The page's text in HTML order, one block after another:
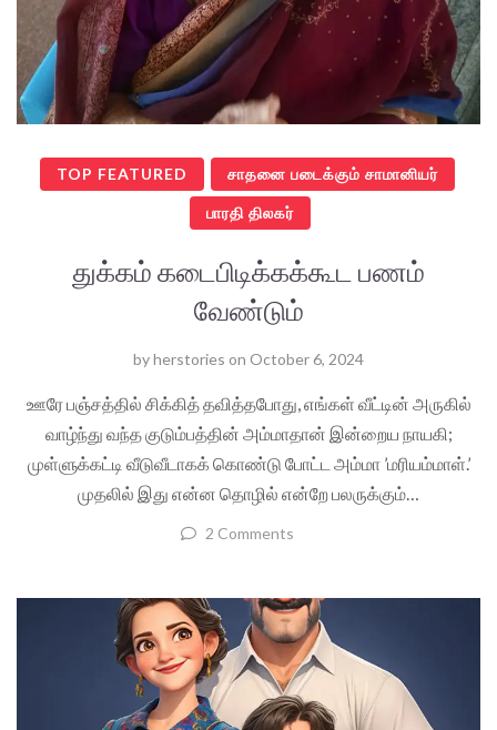
TOP FEATURED சாதனை படைக்கும் சாமானியர்
பாரதி திலகர்
துக்கம் கடைபிடிக்கக்கூட பணம்
வேண்டும்
byherstories on October 6, 2024
ஊரே பஞ்சத்தில் சிக்கித் தவித்தபோது, எங்கள் வீட்டின் அருகில்
வாழ்ந்து வந்த குடும்பத்தின் அம்மாதான் இன்றைய நாயகி;
முள்ளுக்கட்டி வீடுவீடாகக் கொண்டு போட்ட அம்மா ’மரியம்மாள்.’
முதலில் இது என்ன தொழில் என்றே பலருக்கும்…
2 Comments